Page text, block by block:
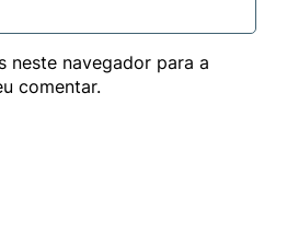
neste navegador para a
comentar.